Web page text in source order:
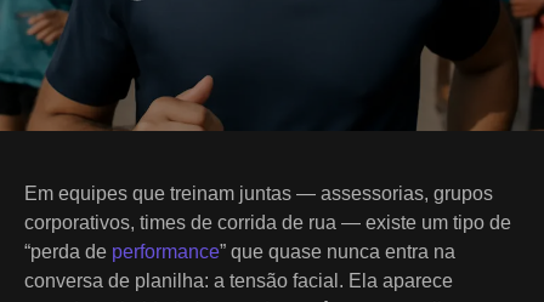
Em equipes que treinam juntas — assessorias, grupos
corporativos, times de corrida de rua — existe um tipo de
“perda de performance” que quase nunca entra na
conversa de planilha: a tensão facial. Ela aparece